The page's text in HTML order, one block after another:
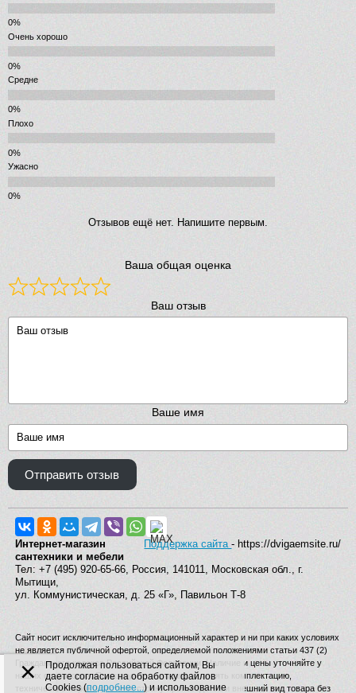
Очень хорошо
Средне
Плохо
Ужасно
Отзывов ещё нет. Напишите первым.
Ваша общая оценка
Ваш отзыв
Ваше имя
Отправить отзыв
Поддержка сайта- https://dvigaemsite.ru/
Интернет-магазин
сантехники и мебели
Тел: +7 (495) 920-65-66, Россия, 141011, Московская обл., г.
Мытищи,
ул. Коммунистическая, д. 25 «Г», Павильон Т-8
Сайт носит исключительно информационный характер и ни при каких условиях
не является публичной офертой, определяемой положениями статьи 437 (2)
Гражданского кодекса Российской Федерации. Наличие и цены уточняйте у
наших операторов. Производитель вправе изменять комплектацию,
технические характеристики, страну производства и внешний вид товара без
×
Продолжая пользоваться сайтом, Вы
даете согласие на обработку файлов
Cookies (подробнее...) и использование